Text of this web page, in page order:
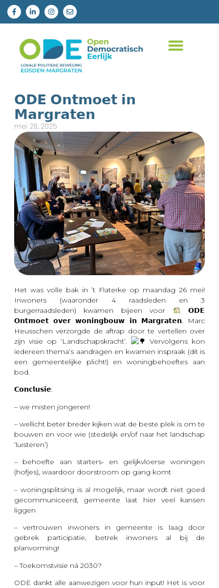
𝗢𝗗𝗘 𝗢𝗻𝘁𝗺𝗼𝗲𝘁 𝗶𝗻
𝗠𝗮𝗿𝗴𝗿𝗮𝘁𝗲𝗻
mei 28, 2025
Het was volle bak in ’t Flaterke op maandag 26 mei!
Inwoners (waaronder 4 raadsleden en 3
burgerraadsleden) kwamen bijeen voor
𝗢𝗗𝗘
𝗢𝗻𝘁𝗺𝗼𝗲𝘁 𝗼𝘃𝗲𝗿 𝘄𝗼𝗻𝗶𝗻𝗴𝗯𝗼𝘂𝘄 𝗶𝗻 𝗠𝗮𝗿𝗴𝗿𝗮𝘁𝗲𝗻. Marc
Heusschen verzorgde de aftrap door te vertellen over
zijn visie op ‘Landschapskracht’.
Vervolgens kon
iedereen thema’s aandragen en kwamen inspraak (dit is
een gemeentelijke plicht!) en woningbehoeftes aan
bod.
𝗖𝗼𝗻𝗰𝗹𝘂𝘀𝗶𝗲:
– we misten jongeren!
– wellicht beter breder kijken wat de beste plek is om te
bouwen en voor wie (stedelijk en/of naar het landschap
‘luisteren’)
– behoefte aan starters- en gelijkvloerse woningen
(hofjes), waardoor doorstroom op gang komt
– woningsplitsing is al mogelijk, maar wordt niet goed
gecommuniceerd, gemeente laat hier veel kansen
liggen
– vertrouwen inwoners in gemeente is laag door
gebrek participatie, betrek inwoners al bij de
planvorming!
– Toekomstvisie ná 2030?
ODE dankt alle aanwezigen voor hun input! Het is voor